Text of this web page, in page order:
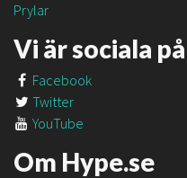
Prylar
Vi är sociala på
Facebook
Twitter
YouTube
Om Hype.se